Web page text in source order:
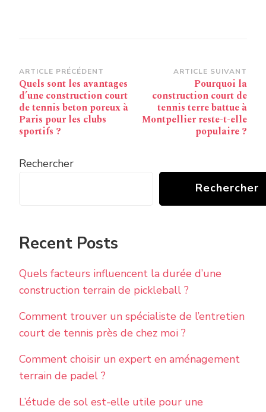
Navigation
d’article
ARTICLE PRÉCÉDENT
Quels sont les avantages
d’une construction court
de tennis beton poreux à
Paris pour les clubs
sportifs ?
ARTICLE SUIVANT
Pourquoi la
construction court de
tennis terre battue à
Montpellier reste-t-elle
populaire ?
Rechercher
Rechercher
Recent Posts
Quels facteurs influencent la durée d’une
construction terrain de pickleball ?
Comment trouver un spécialiste de l’entretien
court de tennis près de chez moi ?
Comment choisir un expert en aménagement
terrain de padel ?
L’étude de sol est-elle utile pour une